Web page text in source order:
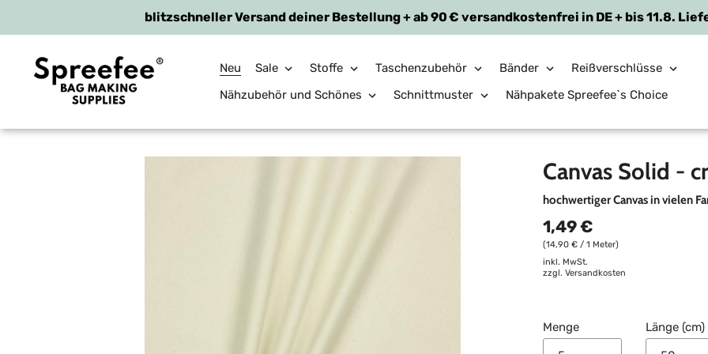
Direkt
blitzschneller Versand deiner Bestellung + ab 90 € versandkostenfrei in DE + bis 11.8.
Neu Sale Stoffe Taschenzubehör Bänder
Reißverschlüsse
Nähzubehör und Schönes
Schnittmuster Nähpakete Spreefee`s Choice
Canvas Solid -
hochwertiger Canvas in vielen
1,49 €
(14,90 € / 1 Meter)
inkl. MwSt.
zzgl. Versandkosten
Menge Länge (cm)